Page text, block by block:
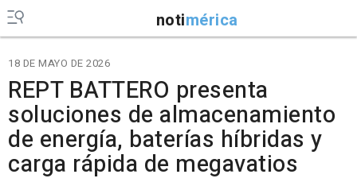
notimérica
18 DE MAYO DE 2026
REPT BATTERO presenta
soluciones de almacenamiento
de energía, baterías híbridas y
carga rápida de megavatios